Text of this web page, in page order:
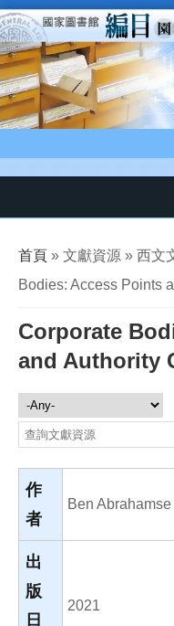
移至主內容
您在這裡
首頁 » 文獻資源 » 西文
Bodies: Access Points
Corporate
and Authority
文獻資源
Search this site
作
者
Ben Abrahamse
出
版
日
2021